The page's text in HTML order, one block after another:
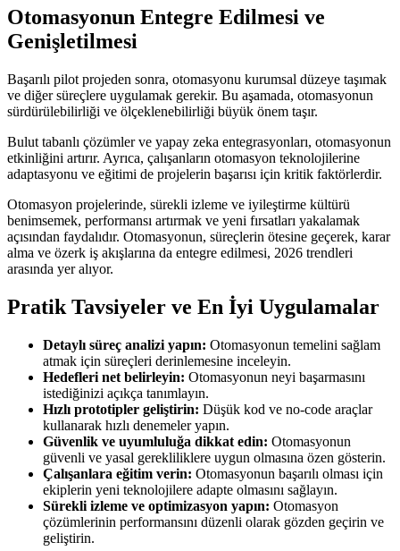
Otomasyonun Entegre Edilmesi ve
Genişletilmesi
Başarılı pilot projeden sonra, otomasyonu kurumsal düzeye taşımak
ve diğer süreçlere uygulamak gerekir. Bu aşamada, otomasyonun
sürdürülebilirliği ve ölçeklenebilirliği büyük önem taşır.
Bulut tabanlı çözümler ve yapay zeka entegrasyonları, otomasyonun
etkinliğini artırır. Ayrıca, çalışanların otomasyon teknolojilerine
adaptasyonu ve eğitimi de projelerin başarısı için kritik faktörlerdir.
Otomasyon projelerinde, sürekli izleme ve iyileştirme kültürü
benimsemek, performansı artırmak ve yeni fırsatları yakalamak
açısından faydalıdır. Otomasyonun, süreçlerin ötesine geçerek, karar
alma ve özerk iş akışlarına da entegre edilmesi, 2026 trendleri
arasında yer alıyor.
Pratik Tavsiyeler ve En İyi Uygulamalar
Detaylı süreç analizi yapın: Otomasyonun temelini sağlam
atmak için süreçleri derinlemesine inceleyin.
Hedefleri net belirleyin: Otomasyonun neyi başarmasını
istediğinizi açıkça tanımlayın.
Hızlı prototipler geliştirin: Düşük kod ve no-code araçlar
kullanarak hızlı denemeler yapın.
Güvenlik ve uyumluluğa dikkat edin: Otomasyonun
güvenli ve yasal gerekliliklere uygun olmasına özen gösterin.
Çalışanlara eğitim verin: Otomasyonun başarılı olması için
ekiplerin yeni teknolojilere adapte olmasını sağlayın.
Sürekli izleme ve optimizasyon yapın: Otomasyon
çözümlerinin performansını düzenli olarak gözden geçirin ve
geliştirin.